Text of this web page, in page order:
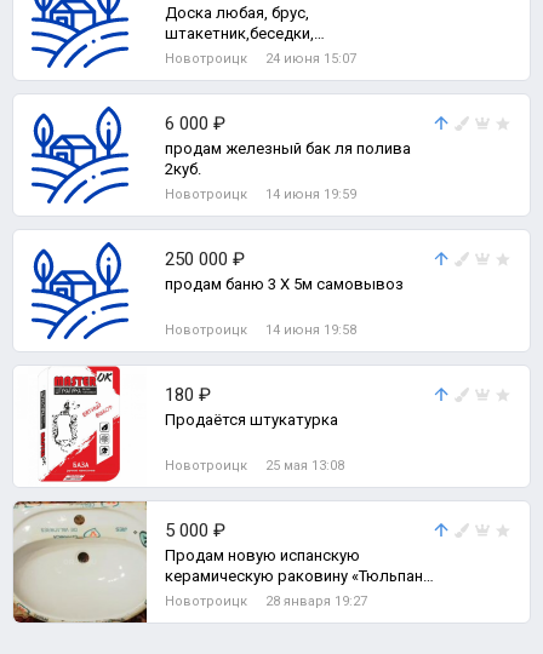
Доска любая, брус,
штакетник,беседки,
мельницы,песочницы, туалеты,
Новотроицк 24 июня 15:07
6 000 ₽
продам железный бак ля полива
2куб.
Новотроицк 14 июня 19:59
250 000 ₽
продам баню 3 Х 5м самовывоз
Новотроицк 14 июня 19:58
180 ₽
Продаётся штукатурка
Новотроицк 25 мая 13:08
5 000 ₽
Продам новую испанскую
керамическую раковину «Тюльпан»
с ножкой.
Новотроицк 28 января 19:27